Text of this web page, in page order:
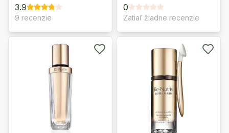
3.9
9 recenzie
0
Zatiaľ žiadne recenzie